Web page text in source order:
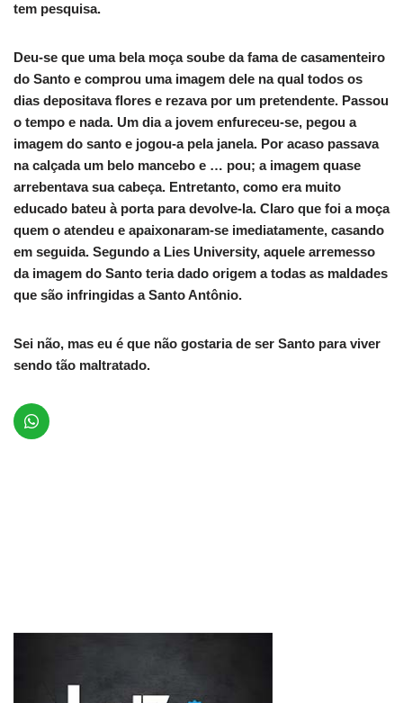
tem pesquisa.
Deu-se que uma bela moça soube da fama de casamenteiro
do Santo e comprou uma imagem dele na qual todos os
dias depositava flores e rezava por um pretendente. Passou
o tempo e nada. Um dia a jovem enfureceu-se, pegou a
imagem do santo e jogou-a pela janela. Por acaso passava
na calçada um belo mancebo e … pou; a imagem quase
arrebentava sua cabeça. Entretanto, como era muito
educado bateu à porta para devolve-la. Claro que foi a moça
quem o atendeu e apaixonaram-se imediatamente, casando
em seguida. Segundo a Lies University, aquele arremesso
da imagem do Santo teria dado origem a todas as maldades
que são infringidas a Santo Antônio.
Sei não, mas eu é que não gostaria de ser Santo para viver
sendo tão maltratado.